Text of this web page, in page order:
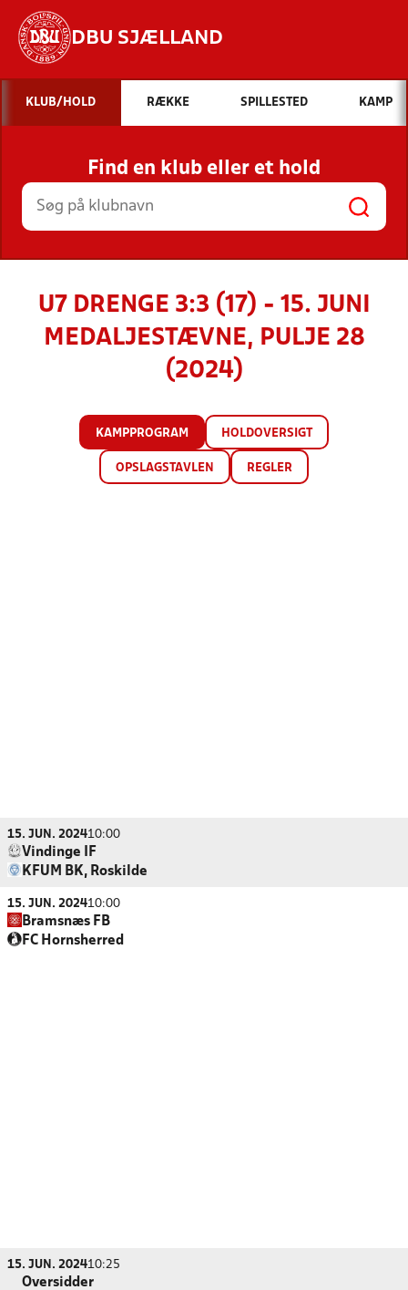
DBU SJÆLLAND
Hvad vil du søge efter?
INDHOLD OG NYHEDER
STILLINGER, RESULTATER, KLUBBER OG
HOLD
KLUB/HOLD RÆKKE SPILLESTED KAMP
Find en klub eller et hold
U7 DRENGE 3:3 (17) - 15. JUNI
MEDALJESTÆVNE, PULJE 28
(2024)
KAMPPROGRAM HOLDOVERSIGT
OPSLAGSTAVLEN REGLER
15. JUN. 202410:00
Vindinge IF
KFUM BK, Roskilde
15. JUN. 202410:00
Bramsnæs FB
FC Hornsherred
15. JUN. 202410:25
Oversidder